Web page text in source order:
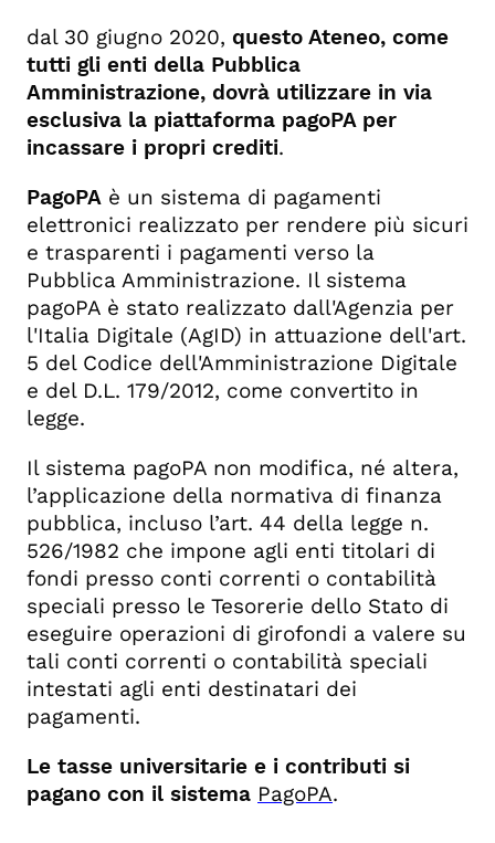
dal 30 giugno 2020, questo Ateneo, come
tutti gli enti della Pubblica
Amministrazione, dovrà utilizzare in via
esclusiva la piattaforma pagoPA per
incassare i propri crediti.
PagoPA è un sistema di pagamenti
elettronici realizzato per rendere più sicuri
e trasparenti i pagamenti verso la
Pubblica Amministrazione. Il sistema
pagoPA è stato realizzato dall'Agenzia per
l'Italia Digitale (AgID) in attuazione dell'art.
5 del Codice dell'Amministrazione Digitale
e del D.L. 179/2012, come convertito in
legge.
Il sistema pagoPA non modifica, né altera,
l’applicazione della normativa di finanza
pubblica, incluso l’art. 44 della legge n.
526/1982 che impone agli enti titolari di
fondi presso conti correnti o contabilità
speciali presso le Tesorerie dello Stato di
eseguire operazioni di girofondi a valere su
tali conti correnti o contabilità speciali
intestati agli enti destinatari dei
pagamenti.
Le tasse universitarie e i contributi si
pagano con il sistema PagoPA.